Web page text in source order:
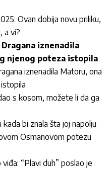
Ovan dobija novu priliku,
a vi?
Dragana iznenadila
njenog poteza istopila
iznenadila Matoru, ona
s kosom, možete li da ga
bi znala šta joj napolju
Osmanovom potezu
“Plavi duh” poslao je